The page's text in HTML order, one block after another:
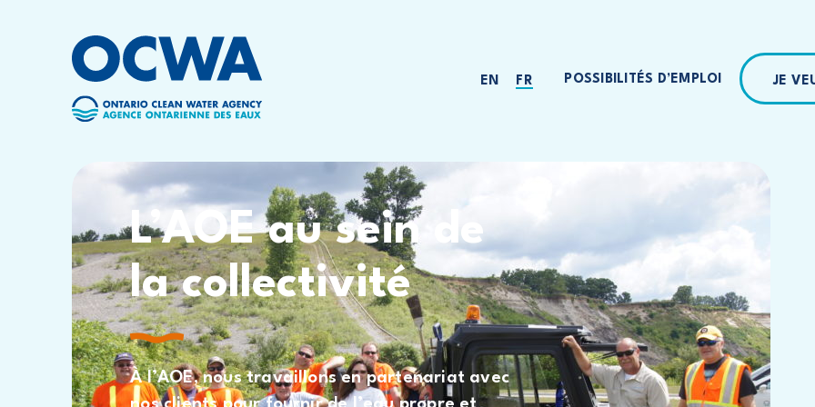
EN FR POSSIBILITÉS D’EMPLOI JE
L’AOE au sein de
la collectivité
À l’AOE, nous travaillons en partenariat avec